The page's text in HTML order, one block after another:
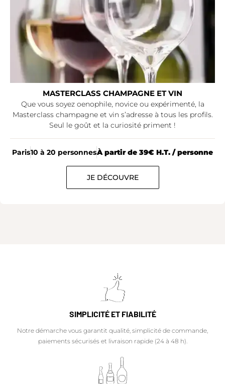
MASTERCLASS CHAMPAGNE ET VIN
Que vous soyez oenophile, novice ou expérimenté, la
Masterclass champagne et vin s’adresse à tous les profils.
Seul le goût et la curiosité priment !
Paris10 à 20 personnesÀ partir de 39€ H.T. / personne
JE DÉCOUVRE
SIMPLICITÉ ET FIABILITÉ
Notre démarche vous garantit qualité, simplicité de commande,
paiements sécurisés et livraison rapide (24 à 48 h).